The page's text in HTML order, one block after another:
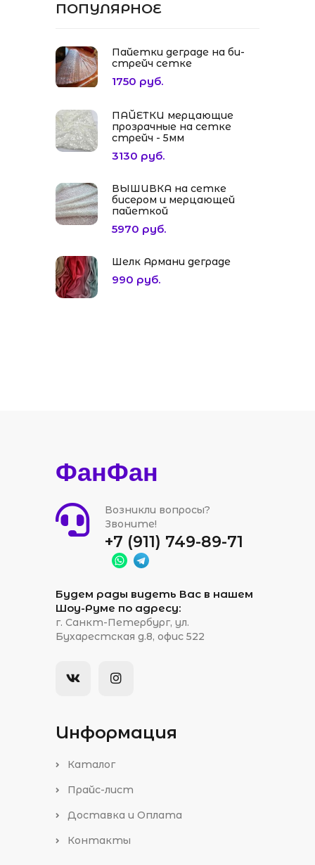
ПОПУЛЯРНОЕ
Пайетки деграде на би-
стрейч сетке
1750 руб.
ПАЙЕТКИ мерцающие
прозрачные на сетке
стрейч - 5мм
3130 руб.
ВЫШИВКА на сетке
бисером и мерцающей
пайеткой
5970 руб.
Шелк Армани деграде
990 руб.
ФанФан
Возникли вопросы?
Звоните!
+7 (911) 749-89-71
Будем рады видеть Вас в нашем
Шоу-Руме по адресу:
г. Санкт-Петербург, ул.
Бухарестская д.8, офис 522
Информация
Каталог
Прайс-лист
Доставка и Оплата
Контакты